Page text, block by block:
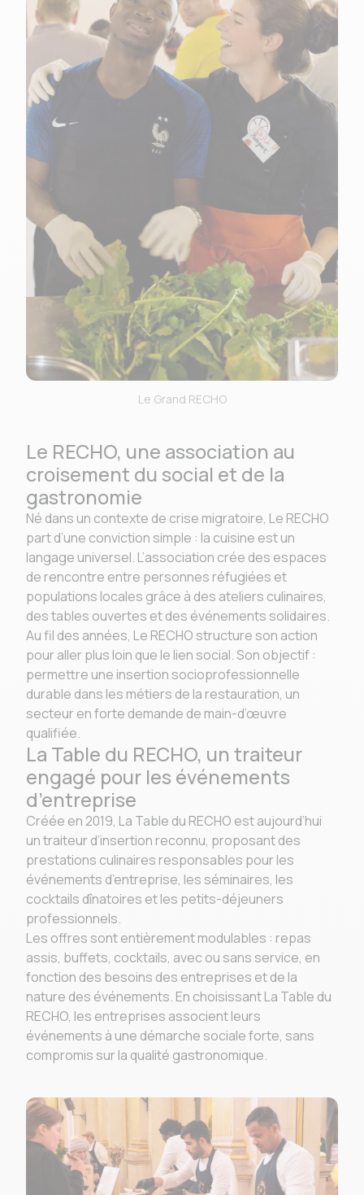
Le Grand RECHO
Le RECHO, une association au
croisement du social et de la
gastronomie
Né dans un contexte de crise migratoire, Le RECHO
part d’une conviction simple : la cuisine est un
langage universel. L’association crée des espaces
de rencontre entre personnes réfugiées et
populations locales grâce à des ateliers culinaires,
des tables ouvertes et des événements solidaires.
Au fil des années, Le RECHO structure son action
pour aller plus loin que le lien social. Son objectif :
permettre une insertion socioprofessionnelle
durable dans les métiers de la restauration, un
secteur en forte demande de main-d’œuvre
qualifiée.
La Table du RECHO, un traiteur
engagé pour les événements
d’entreprise
Créée en 2019, La Table du RECHO est aujourd’hui
un traiteur d’insertion reconnu, proposant des
prestations culinaires responsables pour les
événements d’entreprise, les séminaires, les
cocktails dînatoires et les petits-déjeuners
professionnels.
Les offres sont entièrement modulables : repas
assis, buffets, cocktails, avec ou sans service, en
fonction des besoins des entreprises et de la
nature des événements. En choisissant La Table du
RECHO, les entreprises associent leurs
événements à une démarche sociale forte, sans
compromis sur la qualité gastronomique.